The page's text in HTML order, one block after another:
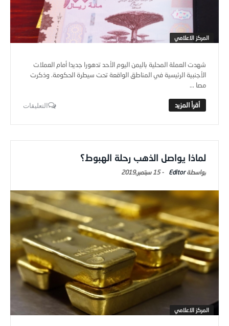
المركز الاعلامي
شهدت العملة المحلية باليمن اليوم الأحد تدهورا جديدا أمام العملات
الأجنبية الرئيسية في المناطق الواقعة تحت سيطرة الحكومة. وذكرت
مصا ...
التعليقات
لماذا يواصل الذهب رحلة الهبوط؟
Editor
-15 سبتمبر,2019
المركز الاعلامي